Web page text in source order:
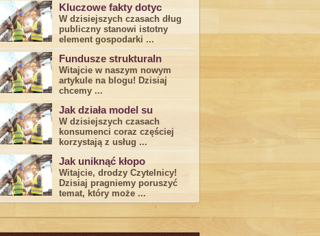
Kluczowe fakty dotyc
W dzisiejszych czasach dług
publiczny stanowi istotny
element gospodarki ...
Fundusze strukturaln
Witajcie w naszym nowym
artykule na blogu! Dzisiaj
chcemy ...
Jak działa model su
W dzisiejszych czasach
konsumenci ‌coraz częściej
korzystają z usług⁤ ...
Jak uniknąć kłopo
Witajcie, drodzy Czytelnicy!
Dzisiaj pragniemy poruszyć
temat, który może ...